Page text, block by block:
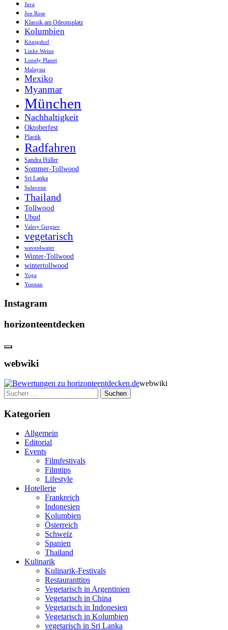
Java
Jon Rose
Klassik am Odeonsplatz
Kolumbien
Königshof
Linke Weine
Lonely Planet
Malaysia
Mexiko
Myanmar
München
Nachhaltigkeit
Oktoberfest
Plastik
Radfahren
Sandra Hüller
Sommer-Tollwood
Sri Lanka
Sulavesie
Thailand
Tollwood
Ubud
Valery Gergiev
vegetarisch
waves4water
Winter-Tollwood
wintertollwood
Yoga
Yunnan
Instagram
horizonteentdecken
webwiki
webwiki
Suchen
nach:
Kategorien
Allgemein
Editorial
Events
Filmfestivals
Filmtips
Lifestyle
Hotellerie
Frankreich
Indonesien
Kolumbien
Österreich
Schweiz
Spanien
Thailand
Kulinarik
Kulinarik-Festivals
Restauranttips
Vegetarisch in Argentinien
Vegetarisch in China
Vegetarisch in Indonesien
Vegetarisch in Kolumbien
vegetarisch in Sri Lanka